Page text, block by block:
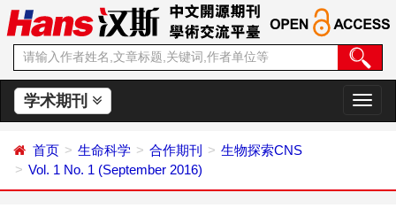
学术期刊
切
换
首页 生命科学 合作期刊
生物探索CNS
Vol. 1 No. 1 (September 2016)